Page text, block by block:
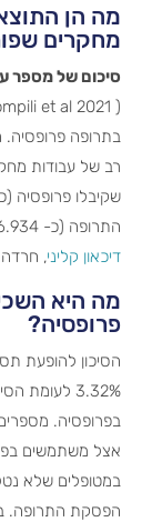
מה הן
מחקרים
סיכום של מספר
בתרופה
רב של עבודות
התרופה (כ- 96.934). כחלק מתופעות הלוואי שנחקרו נכללו
דיכאון קליני,
מה היא
פרופסיה?
הסיכון להופעת
בפרופסיה.
במטופלים שלא
הפסקת התרופה.